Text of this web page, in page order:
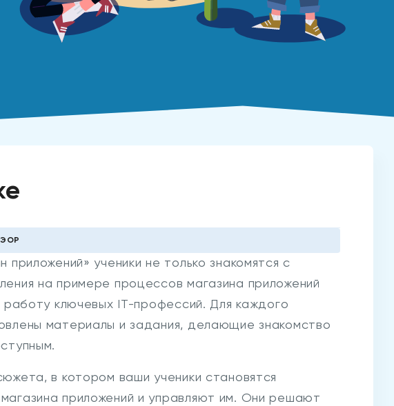
ЭОР
приложений» ученики не только знакомятся с
на примере процессов магазина приложений
работу ключевых IT-профессий. Для каждого
материалы и задания, делающие знакомство
в котором ваши ученики становятся
приложений и управляют им. Они решают